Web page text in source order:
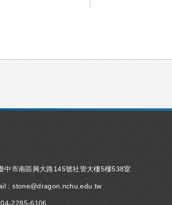
中市南區興大路145號社管大樓5樓538室
:stone@dragon.nchu.edu.tw
04-2285-6106